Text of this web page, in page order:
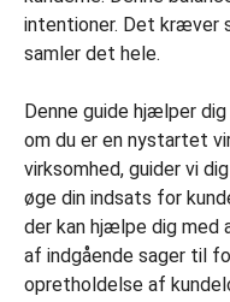
intentioner. Det kræver
samler det hele.
Denne guide hjælper
om du er en nystartet
virksomhed, guider vi
øge din indsats for
der kan hjælpe dig med
af indgående sager til
opretholdelse af